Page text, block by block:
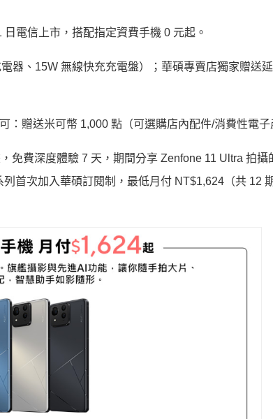
電信上市，搭配指定資費手機 0 元起。
器、15W 無線快充充電盤）；華碩專賣店獨家贈送
贈送米可幣 1,000 點（可選購店內配件/消費性電子
免費深度體驗 7 天，期間分享 Zenfone 11 Ultra 拍攝
首次加入華碩訂閱制，最低月付 NT$1,624（共 12